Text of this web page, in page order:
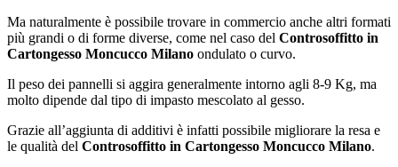
Ma naturalmente è possibile trovare in commercio anche altri formati
più grandi o di forme diverse, come nel caso del Controsoffitto in
Cartongesso Moncucco Milano ondulato o curvo.
Il peso dei pannelli si aggira generalmente intorno agli 8-9 Kg, ma
molto dipende dal tipo di impasto mescolato al gesso.
Grazie all’aggiunta di additivi è infatti possibile migliorare la resa e
le qualità del Controsoffitto in Cartongesso Moncucco Milano.